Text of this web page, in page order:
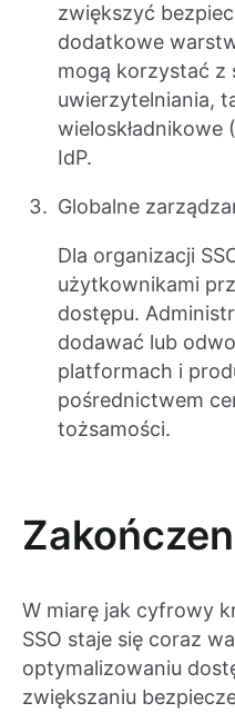
zwiększyć
dodatkowe
mogą korzystać z
uwierzytelniania,
wieloskładnikowe
IdP.
Globalne
Dla organizacji
użytkownikami
dostępu.
dodawać lub
platformach i
pośrednictwem
tożsamości.
W miarę jak cyfrowy
SSO staje się coraz
optymalizowaniu
zwiększaniu